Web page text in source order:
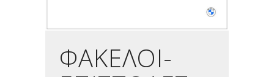
ΦΑΚΕΛΟΙ-